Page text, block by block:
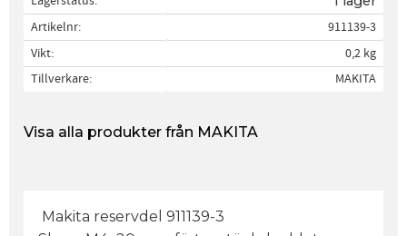
Artikelnr
911139-3
Vikt
0,2 kg
Tillverkare
MAKITA
Visa alla produkter från MAKITA
Makita reservdel 911139-3